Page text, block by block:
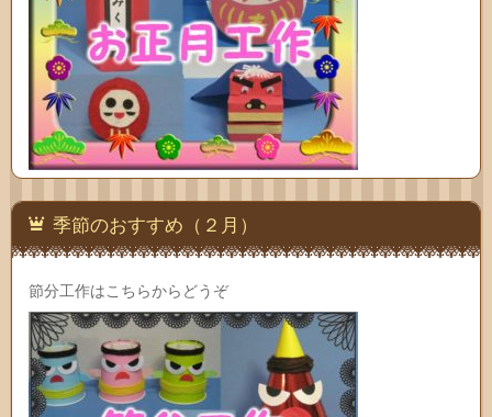
季節のおすすめ（２月）
節分工作はこちらからどうぞ